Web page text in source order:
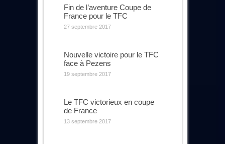
Fin de l’aventure Coupe de
France pour le TFC
27 septembre 2017
Nouvelle victoire pour le TFC
face à Pezens
19 septembre 2017
Le TFC victorieux en coupe
de France
13 septembre 2017